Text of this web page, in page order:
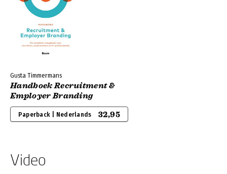
Gusta Timmermans
Handboek Recruitment &
Employer Branding
Paperback | Nederlands 32,95
Video